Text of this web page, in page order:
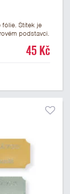
fólie. Štítek je
podstavci.
zachována
45 Kč